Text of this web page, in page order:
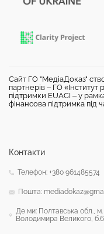
Сайт ГО "МедіаДоказ"
партнерів – ГО «Інститут
підтримки EUACI – у
фінансова підтримка під
Контакти
Телефон: +380 961485574
Пошта:
Де ми: Полтавська обл.,
Володимира Великого,